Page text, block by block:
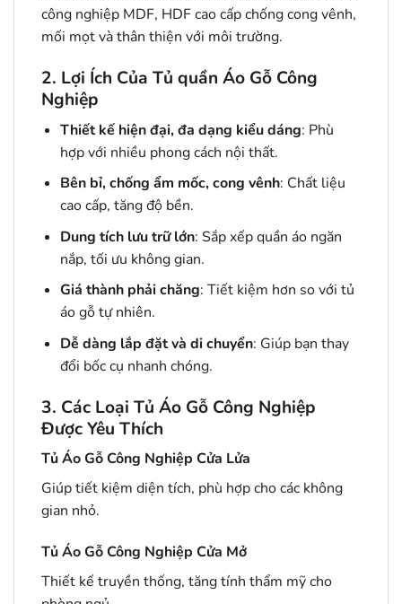
công nghiệp MDF, HDF cao cấp chống cong vênh,
mối mọt và thân thiện với môi trường.
2. Lợi Ích Của Tủ quần Áo Gỗ Công
Nghiệp
Thiết kế hiện đại, đa dạng kiểu dáng: Phù
hợp với nhiều phong cách nội thất.
Bên bỉ, chống ẩm mốc, cong vênh: Chất liệu
cao cấp, tăng độ bền.
Dung tích lưu trữ lớn: Sắp xếp quần áo ngăn
nắp, tối ưu không gian.
Giá thành phải chăng: Tiết kiệm hơn so với tủ
áo gỗ tự nhiên.
Dễ dàng lắp đặt và di chuyển: Giúp bạn thay
đổi bốc cụ nhanh chóng.
3. Các Loại Tủ Áo Gỗ Công Nghiệp
Được Yêu Thích
Tủ Áo Gỗ Công Nghiệp Cửa Lửa
Giúp tiết kiệm diện tích, phù hợp cho các không
gian nhỏ.
Tủ Áo Gỗ Công Nghiệp Cửa Mở
Thiết kế truyền thống, tăng tính thẩm mỹ cho